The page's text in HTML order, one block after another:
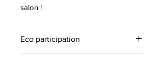
salon !
Eco participation